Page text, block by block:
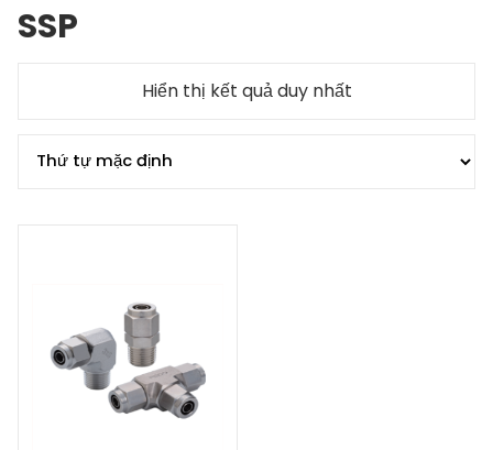
SSP
Hiển thị kết quả duy nhất